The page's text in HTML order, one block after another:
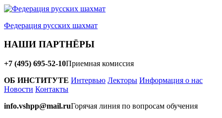
Федерация русских шахмат
НАШИ ПАРТНЁРЫ
+7 (495) 695-52-10Приемная комиссия
ОБ ИНСТИТУТЕ Интервью Лекторы Информация о нас
Новости Контакты
info.vshpp@mail.ruГорячая линия по вопросам обучения